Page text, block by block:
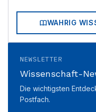
WAHRIG
NEWSLETTER
Wissenschaft-
Die wichtigsten
Postfach.